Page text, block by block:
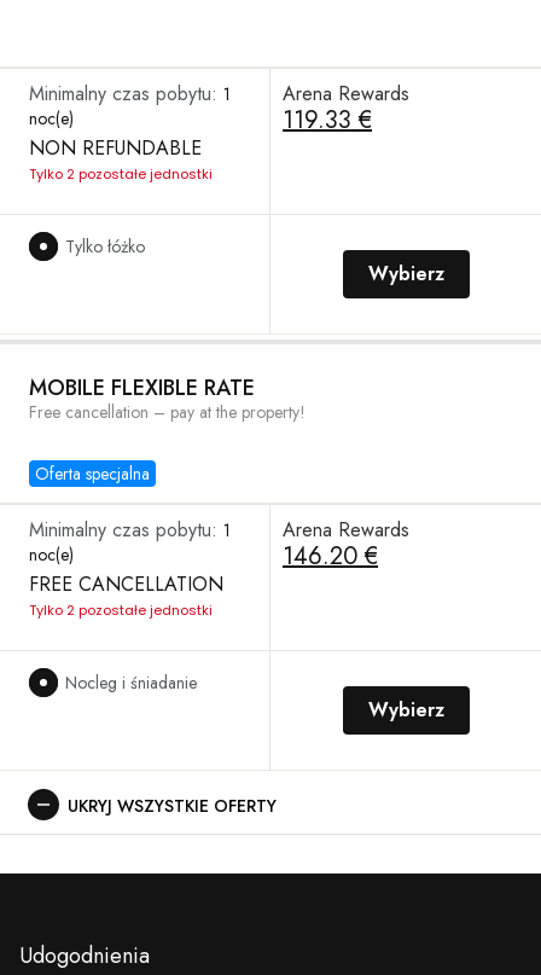
Minimalny czas pobytu: 1
noc(e)
NON REFUNDABLE
Tylko 2 pozostałe jednostki
Arena Rewards
119.33 €
Tylko łóżko
Wybierz
MOBILE FLEXIBLE RATE
Oferta specjalna
Free cancellation – pay at the property!
Minimalny czas pobytu: 1
noc(e)
FREE CANCELLATION
Tylko 2 pozostałe jednostki
Arena Rewards
146.20 €
Nocleg i śniadanie
Wybierz
UKRYJ WSZYSTKIE OFERTY
Udogodnienia